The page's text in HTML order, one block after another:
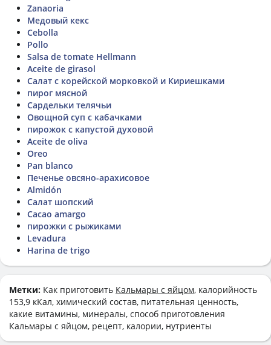
Zanaoria
Медовый кекс
Cebolla
Pollo
Salsa de tomate Hellmann
Aceite de girasol
Салат с корейской морковкой и Кириешками
пирог мясной
Сардельки телячьи
Овощной суп с кабачками
пирожок с капустой духовой
Aceite de oliva
Oreo
Pan blanco
Печенье овсяно-арахисовое
Almidón
Салат шопский
Cacao amargo
пирожки с рыжиками
Levadura
Harina de trigo
Метки: Как приготовить Кальмары с яйцом, калорийность
153,9 кКал, химический состав, питательная ценность,
какие витамины, минералы, способ приготовления
Кальмары с яйцом, рецепт, калории, нутриенты